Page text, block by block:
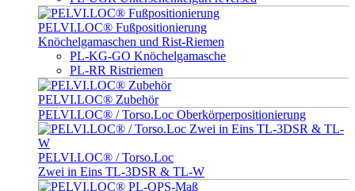
PELVI.LOC® Fußpositionierung
Knöchelgamaschen und Rist-Riemen
PL-KG-GO Knöchelgamasche
PL-RR Ristriemen
PELVI.LOC® Zubehör
PELVI.LOC® / Torso.Loc Oberkörperpositionierung
PELVI.LOC® / Torso.Loc
Zwei in Eins TL-3DSR & TL-W